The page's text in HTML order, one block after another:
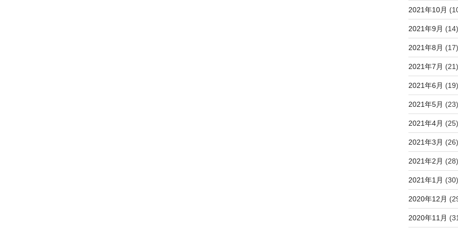
2021年10月
2021年9月 (14)
2021年8月 (17)
2021年7月 (21)
2021年6月 (19)
2021年5月 (23)
2021年4月 (25)
2021年3月 (26)
2021年2月 (28)
2021年1月 (30)
2020年12月
2020年11月